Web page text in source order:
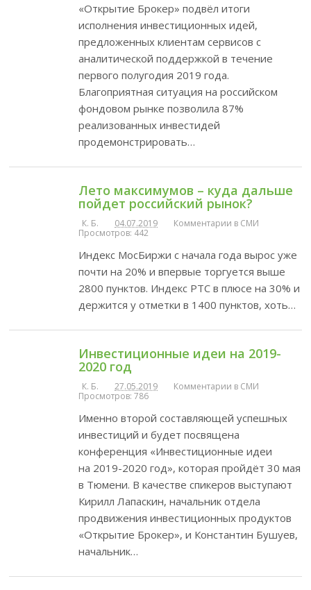
«Открытие Брокер» подвёл итоги
исполнения инвестиционных идей,
предложенных клиентам сервисов с
аналитической поддержкой в течение
первого полугодия 2019 года.
Благоприятная ситуация на российском
фондовом рынке позволила 87%
реализованных инвестидей
продемонстрировать…
Лето максимумов – куда дальше
пойдет российский рынок?
К. Б. 04.07.2019
Комментарии в СМИ
Просмотров: 442
Индекс МосБиржи с начала года вырос уже
почти на 20% и впервые торгуется выше
2800 пунктов. Индекс РТС в плюсе на 30% и
держится у отметки в 1400 пунктов, хоть…
Инвестиционные идеи на 2019-
2020 год
К. Б. 27.05.2019
Комментарии в СМИ
Просмотров: 786
Именно второй составляющей успешных
инвестиций и будет посвящена
конференция «Инвестиционные идеи
на 2019-2020 год», которая пройдёт 30 мая
в Тюмени. В качестве спикеров выступают
Кирилл Лапаскин, начальник отдела
продвижения инвестиционных продуктов
«Открытие Брокер», и Константин Бушуев,
начальник…